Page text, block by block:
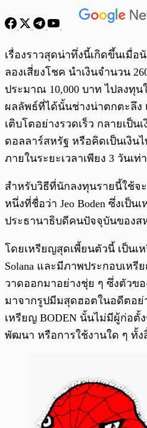
เรื่องราวสุดน่าทึ่งนี้เกิดขึ้นเมื่
ลองเสี่ยงโชค นำเงินจำนวน
ประมาณ 10,000 บาท ไปลงทุ
ผลลัพธ์ที่ได้นั้นช่างน่าตกตะลึง
เติบโตอย่างรวดเร็ว กลายเป็น
ดอลลาร์สหรัฐ หรือคิดเป็นเงิน
ภายในระยะเวลาเพียง 3 วันเท่
สำหรับวิธีที่นักลงทุนรายนี้ใช้จ
หนึ่งที่ชื่อว่า Jeo Boden ซึ่งเป็น
ประธานาธิบดีคนปัจจุบันของสห
โดยเหรียญสุดเพี้ยนตัวนี้ เป็น
Solana และมีภาพประกอบเหรี
วาดออกมาอย่างชุ่ย ๆ ซึ่งตัว
มาจากรูปมีมสุดฮอตในอดีตอย่า
เหรียญ BODEN นั้นไม่มีผู้ก่อตั้
พัฒนา หรือการใช้งานใด ๆ ทั้ง